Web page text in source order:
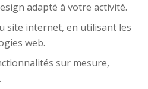
adapté à votre activité.
site internet, en utilisant les
web.
sur mesure,